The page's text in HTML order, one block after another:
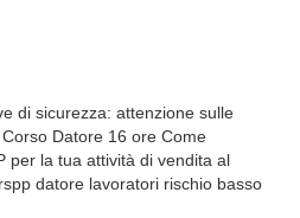
di sicurezza: attenzione sulle
Datore 16 ore Come
per la tua attività di vendita al
datore lavoratori rischio basso